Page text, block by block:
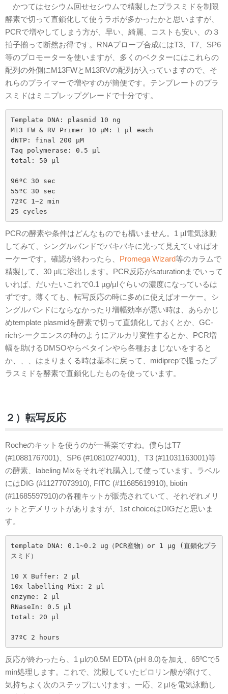
かつてはセシウム回せセシウムで精製したプラスミドを制限
酵素で切って直鎖化して使うラボが多かったかと思いますが、
PCRで増やしてしまう方が、早い、綺麗、コストも安い、の３
拍子揃って断然お得です。RNAプローブ合成にはT3、T7、SP6
等のプロモーターを使いますが、多くのベクターにはこれらの
配列の外側にM13FWとM13RVの配列が入っていますので、そ
れらのプライマーで増やすのが簡便です。テンプレートのプラ
スミドはミニプレップグレードで十分です。
Template DNA: plasmid 10 ng
M13 FW & RV Primer 10 µM: 1 µl each
dNTP: final 200 µM
Taq polymerase: 0.5 µl
total: 50 µl
96ºC 30 sec
55ºC 30 sec
72ºC 1~2 min
PCRの酵素や条件はどんなものでも構いません。1 µl電気泳動
してみて、シングルバンドでバキバキに光って見えていればオ
ーケーです。確認が終わったら、 Promega Wizard等のカラムで
精製して、30 µlに溶出します。PCR反応がsaturationまでいって
いれば、だいたいこれで0.1 µg/µlぐらいの濃度になっているは
ずです。薄くても、転写反応の時に多めに使えばオーケー。シ
ングルバンドにならなかったり増幅効率が悪い時は、あらかじ
めtemplate plasmidを酵素で切って直鎖化しておくとか、GC-
richシークエンスの時のようにアルカリ変性するとか、PCR増
幅を助けるDMSOやらベタインやら各種おまじないをすると
か、、、はまりまくる時は基本に戻って、midiprepで撮ったプ
ラスミドを酵素で直鎖化したものを使っています。
２）転写反応
Rocheのキットを使うのが一番楽ですね。僕らはT7
(#10881767001)、SP6 (#10810274001)、T3 (#11031163001)等
の酵素、labeling Mixをそれぞれ購入して使っています。ラベル
にはDIG (#11277073910), FITC (#11685619910), biotin
(#11685597910)の各種キットが販売されていて、それぞれメリ
ットとデメリットがありますが、1st choiceはDIGだと思いま
す。
template DNA: 0.1~0.2 ug（PCR産物）or 1 µg (直鎖化プラ
スミド）
10 X Buffer: 2 µl
10x labelling Mix: 2 µl
enzyme: 2 µl
RNaseIn: 0.5 µl
total: 20 µl
反応が終わったら、1 µlの0.5M EDTA (pH 8.0)を加え、65ºCで5
min処理します。これで、沈殿していたピロリン酸が溶けて、
気持ちよく次のステップにいけます。一応、2 µlを電気泳動し